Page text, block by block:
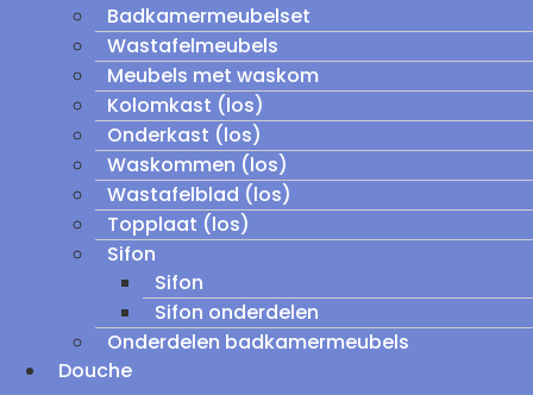
Badkamermeubelset
Wastafelmeubels
Meubels met waskom
Kolomkast (los)
Onderkast (los)
Waskommen (los)
Wastafelblad (los)
Topplaat (los)
Sifon
Sifon
Sifon onderdelen
Onderdelen badkamermeubels
Douche